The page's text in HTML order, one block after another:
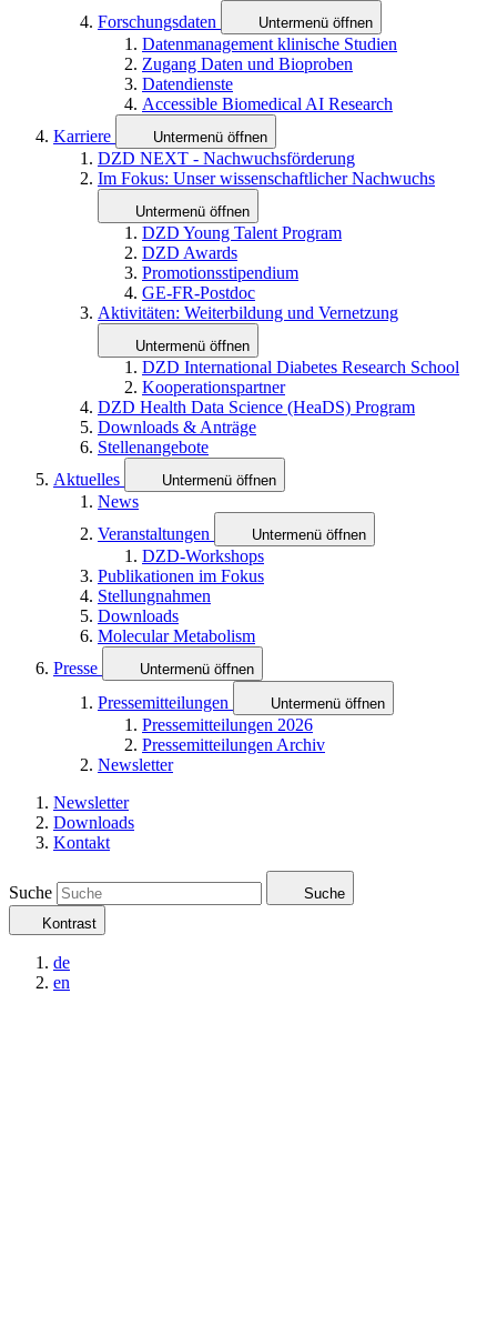
Forschungsdaten
Untermenü öffnen
Datenmanagement klinische Studien
Zugang Daten und Bioproben
Datendienste
Accessible Biomedical AI Research
Karriere
Untermenü öffnen
DZD NEXT - Nachwuchsförderung
Im Fokus: Unser wissenschaftlicher Nachwuchs
Untermenü öffnen
DZD Young Talent Program
DZD Awards
Promotionsstipendium
GE-FR-Postdoc
Aktivitäten: Weiterbildung und Vernetzung
Untermenü öffnen
DZD International Diabetes Research School
Kooperationspartner
DZD Health Data Science (HeaDS) Program
Downloads & Anträge
Stellenangebote
Aktuelles
Untermenü öffnen
News
Veranstaltungen
Untermenü öffnen
DZD-Workshops
Publikationen im Fokus
Stellungnahmen
Downloads
Molecular Metabolism
Presse
Untermenü öffnen
Pressemitteilungen Untermenü öffnen
Pressemitteilungen 2026
Pressemitteilungen Archiv
Newsletter
Newsletter
Downloads
Kontakt
Suche
Suche
Kontrast
de
en